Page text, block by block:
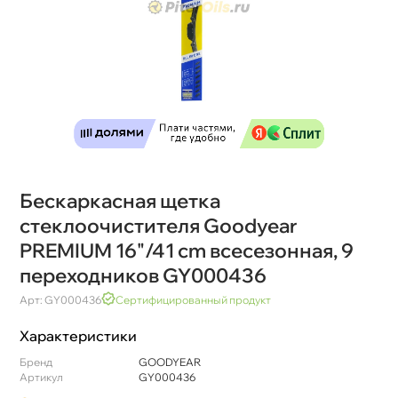
Бескаркасная щетка
стеклоочистителя Goodyear
PREMIUM 16"/41 cm всесезонная, 9
переходников GY000436
Арт: GY000436 Сертифицированный продукт
Характеристики
Бренд
GOODYEAR
Артикул
GY000436